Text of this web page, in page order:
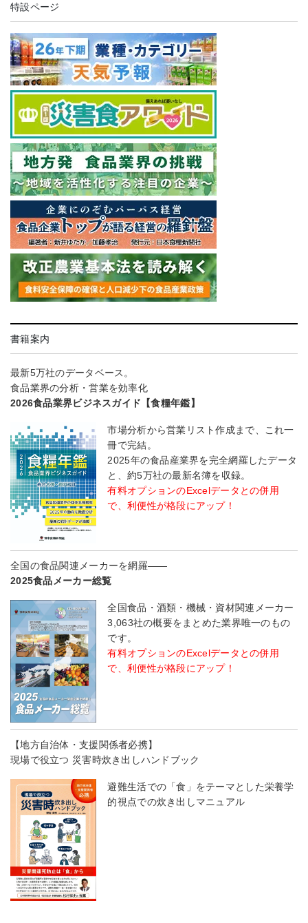
特設ページ
書籍案内
最新5万社のデータベース。
食品業界の分析・営業を効率化
2026食品業界ビジネスガイド【食糧年鑑】
市場分析から営業リスト作成まで、これ一
冊で完結。
2025年の食品産業界を完全網羅したデータ
と、約5万社の最新名簿を収録。
有料オプションのExcelデータとの併用
で、利便性が格段にアップ！
全国の食品関連メーカーを網羅――
2025食品メーカー総覧
全国食品・酒類・機械・資材関連メーカー
3,063社の概要をまとめた業界唯一のもの
です。
有料オプションのExcelデータとの併用
で、利便性が格段にアップ！
【地方自治体・支援関係者必携】
現場で役立つ 災害時炊き出しハンドブック
避難生活での「食」をテーマとした栄養学
的視点での炊き出しマニュアル